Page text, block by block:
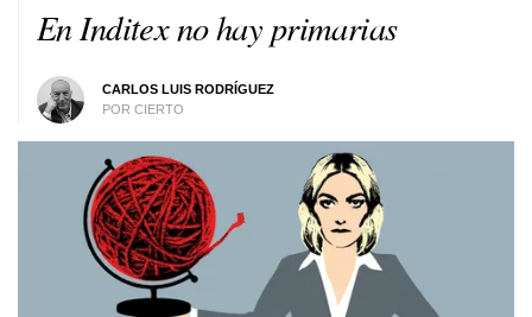
En Inditex no hay primarias
CARLOS LUIS RODRÍGUEZ
POR CIERTO